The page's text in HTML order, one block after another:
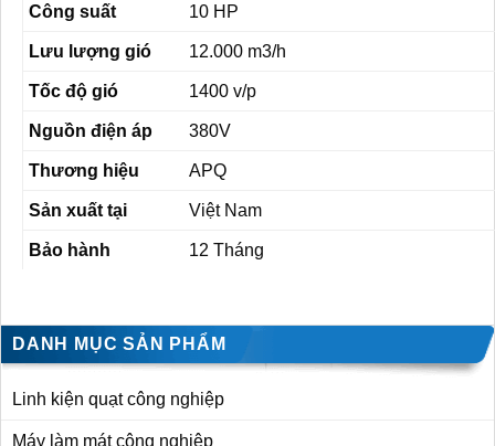
Công suất 10 HP
Lưu lượng gió 12.000 m3/h
Tốc độ gió 1400 v/p
Nguồn điện áp 380V
Thương hiệu APQ
Sản xuất tại Việt Nam
Bảo hành 12 Tháng
DANH MỤC SẢN PHẨM
Linh kiện quạt công nghiệp
Máy làm mát công nghiệp